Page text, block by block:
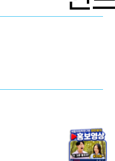
50
미국 베크만연구소